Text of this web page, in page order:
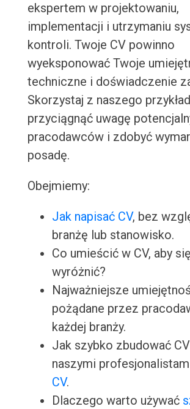
ekspertem w projektowaniu,
implementacji i utrzymaniu
kontroli. Twoje CV powinno
wyeksponować Twoje
techniczne i doświadczenie
Skorzystaj z naszego
przyciągnąć uwagę
pracodawców i zdobyć
posadę.
Obejmiemy:
Jak napisać CV, bez
branżę lub stanowisko.
Co umieścić w CV, aby się
wyróżnić?
Najważniejsze
pożądane przez
każdej branży.
Jak szybko zbudować
naszymi
CV.
Dlaczego warto używać